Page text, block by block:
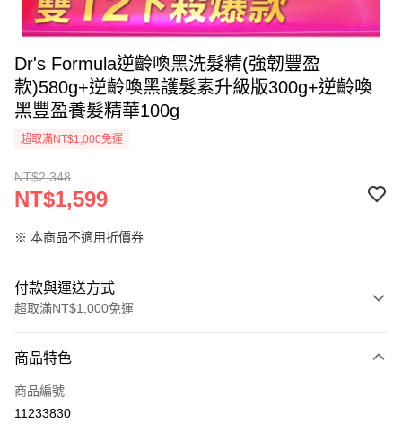
Dr's Formula逆齡喚黑洗髮精(強韌豐盈
款)580g+逆齡喚黑護髮素升級版300g+逆齡喚
黑豐盈養髮精華100g
超取滿NT$1,000免運
NT$2,348
NT$1,599
※ 本商品不適用折價券
付款與運送方式
超取滿NT$1,000免運
信用卡一次付款
信用卡分期付款
商品特色
商品編號
11233830